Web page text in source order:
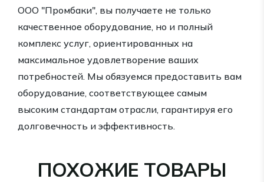
ООО "Промбаки", вы получаете не только
качественное оборудование, но и полный
комплекс услуг, ориентированных на
максимальное удовлетворение ваших
потребностей. Мы обязуемся предоставить вам
оборудование, соответствующее самым
высоким стандартам отрасли, гарантируя его
долговечность и эффективность.
ПОХОЖИЕ ТОВАРЫ